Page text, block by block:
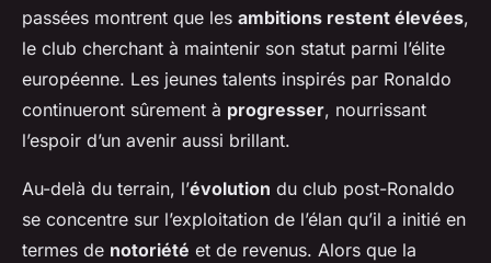
passées montrent que les ambitions restent élevées,
le club cherchant à maintenir son statut parmi l’élite
européenne. Les jeunes talents inspirés par Ronaldo
continueront sûrement à progresser, nourrissant
l’espoir d’un avenir aussi brillant.
Au-delà du terrain, l’évolution du club post-Ronaldo
se concentre sur l’exploitation de l’élan qu’il a initié en
termes de notoriété et de revenus. Alors que la